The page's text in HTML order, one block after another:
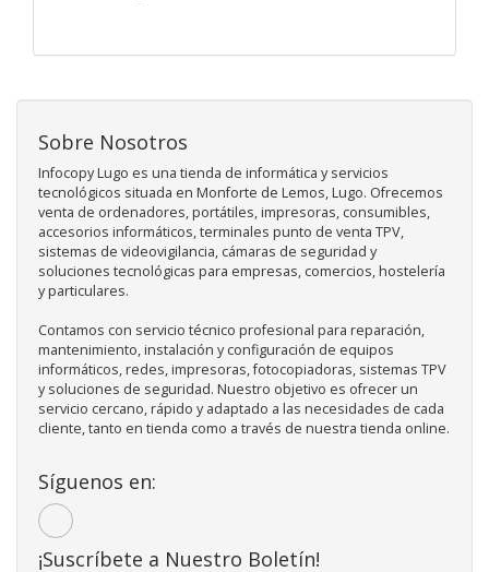
Sobre Nosotros
Infocopy Lugo es una tienda de informática y servicios
tecnológicos situada en Monforte de Lemos, Lugo. Ofrecemos
venta de ordenadores, portátiles, impresoras, consumibles,
accesorios informáticos, terminales punto de venta TPV,
sistemas de videovigilancia, cámaras de seguridad y
soluciones tecnológicas para empresas, comercios, hostelería
y particulares.
Contamos con servicio técnico profesional para reparación,
mantenimiento, instalación y configuración de equipos
informáticos, redes, impresoras, fotocopiadoras, sistemas TPV
y soluciones de seguridad. Nuestro objetivo es ofrecer un
servicio cercano, rápido y adaptado a las necesidades de cada
cliente, tanto en tienda como a través de nuestra tienda online.
Síguenos en:
¡Suscríbete a Nuestro Boletín!